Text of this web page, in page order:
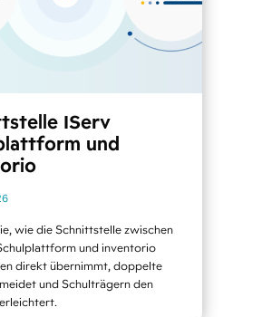
IServ
und
wie die Schnittstelle zwischen
und inventorio
direkt übernimmt, doppelte
und Schulträgern den